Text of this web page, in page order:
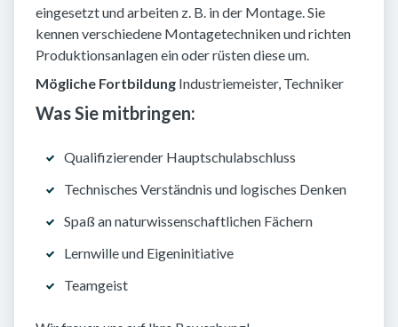
eingesetzt und arbeiten z. B. in der Montage. Sie
kennen verschiedene Montagetechniken und richten
Produktionsanlagen ein oder rüsten diese um.
Mögliche Fortbildung Industriemeister, Techniker
Was Sie mitbringen:
Qualifizierender Hauptschulabschluss
Technisches Verständnis und logisches Denken
Spaß an naturwissenschaftlichen Fächern
Lernwille und Eigeninitiative
Teamgeist